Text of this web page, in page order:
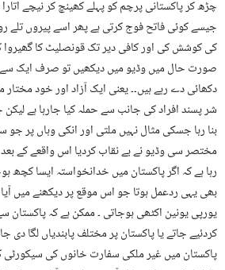
چڑھ کر پاکستانی پرچم کو پہلے کھینچ کر نیچے
جیسے کوئی فاتح فوج کرتی ہے پھر اسے پیروں تلے
کی کوشش کی اور کافی دیر تک قونصلیٹ کا گھیروا
صورت حال میں وڈیو میں دیکھیں تو صرف ایک سے
دکھائی دے رہے ہیں۔۔ یعنی ایک آزاد اور خود
شر پسند افراد کی جانب سے حملہ کیا جارہا ہے
بنا رہا جسکی مثال نہیں ملتی اور انکی وہاں پر
مختصر سی وڈیو نے بے نقاب کردیا اس واقعے کے
رہا ہے کہ اگر پاکستان میں خدانخواستہ ایسا کچھ
بھی یہی ردعمل ہوتا جو اس موقع پر دیکھنے میں آیا
یورپی یونین اکٹھی ہوجاتی ۔ ممکن ہے کہ پاکستان
کردئیے جاتے یا پاکستان پر مختلف پابندیاں لگا دی
پاکستان میں غیر ملکی سفارت خانوں کی سیکورٹی